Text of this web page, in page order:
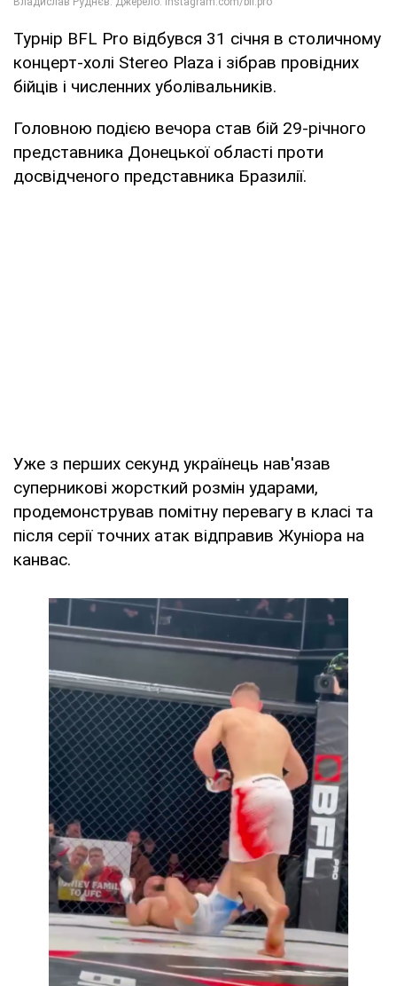
Турнір BFL Pro відбувся 31 січня в столичному
концерт-холі Stereo Plaza і зібрав провідних
бійців і численних уболівальників.
Головною подією вечора став бій 29-річного
представника Донецької області проти
досвідченого представника Бразилії.
Уже з перших секунд українець нав'язав
суперникові жорсткий розмін ударами,
продемонстрував помітну перевагу в класі та
після серії точних атак відправив Жуніора на
канвас.